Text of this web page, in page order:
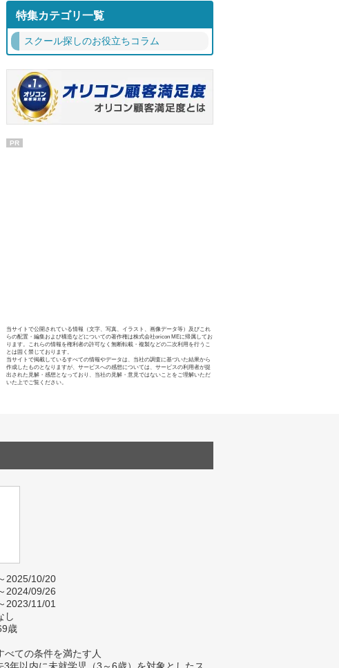
特集カテゴリ一覧
スクール探しのお役立ちコラム
PR
当サイトで公開されている情報（文字、写真、イラスト、画像データ等）及びこれ
らの配置・編集および構造などについての著作権は株式会社oricon MEに帰属してお
ります。これらの情報を権利者の許可なく無断転載・複製などの二次利用を行うこ
とは固く禁じております。
当サイトで掲載しているすべての情報やデータは、当社の調査に基づいた結果から
作成したものとなりますが、サービスへの感想については、サービスの利用者が提
出された見解・感想となっており、当社の見解・意見ではないことをご理解いただ
いた上でご覧ください。
2025/10/20
2024/09/26
2023/11/01
し
歳
べての条件を満たす人